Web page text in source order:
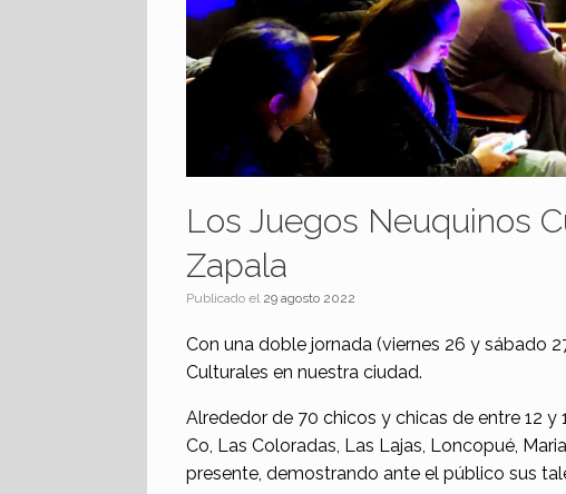
Los Juegos Neuquinos
Zapala
Publicado el 29 agosto 2022
Con una doble jornada (viernes 26 y sábado
Culturales en nuestra ciudad.
Alrededor de 70 chicos y chicas de entre 12 y
Co, Las Coloradas, Las Lajas, Loncopué,
presente, demostrando ante el público sus